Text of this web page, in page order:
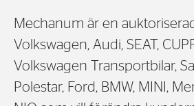
Mechanum är en
Volkswagen, Audi, SEAT,
Volkswagen Transportbilar,
Polestar, Ford, BMW, MINI,